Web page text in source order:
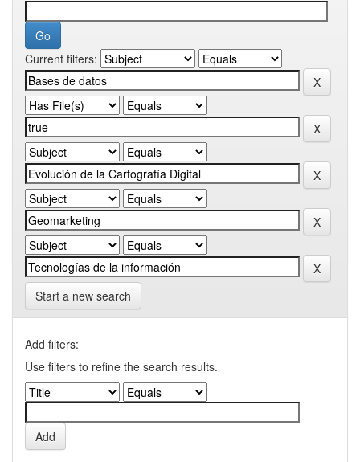
Current filters:
Start a new search
Add filters:
Use filters to refine the search results.